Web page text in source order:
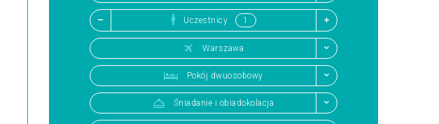
Uczestnicy
Warszawa
Pokój dwuosobowy
Śniadanie i obiadokolacja